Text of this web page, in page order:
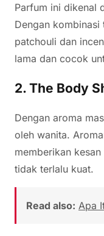
Parfum ini dikenal
Dengan
patchouli dan
lama dan cocok
2. The Body
Dengan aroma
oleh wanita.
memberikan
tidak terlalu kuat.
Read also: Apa